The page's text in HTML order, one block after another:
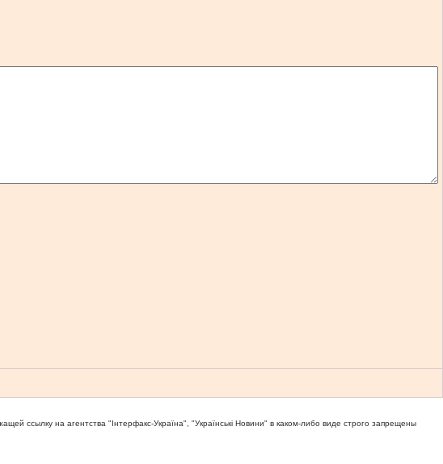
ссылку на агентства "Iнтерфакс-Україна", "Українськi Новини" в каком-либо виде строго запрещены